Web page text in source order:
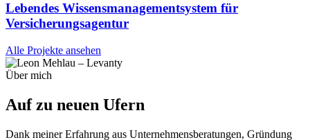
Lebendes Wissensmanagementsystem für
Versicherungsagentur
Alle Projekte ansehen
Über mich
Auf zu neuen Ufern
Dank meiner Erfahrung aus Unternehmensberatungen, Gründung